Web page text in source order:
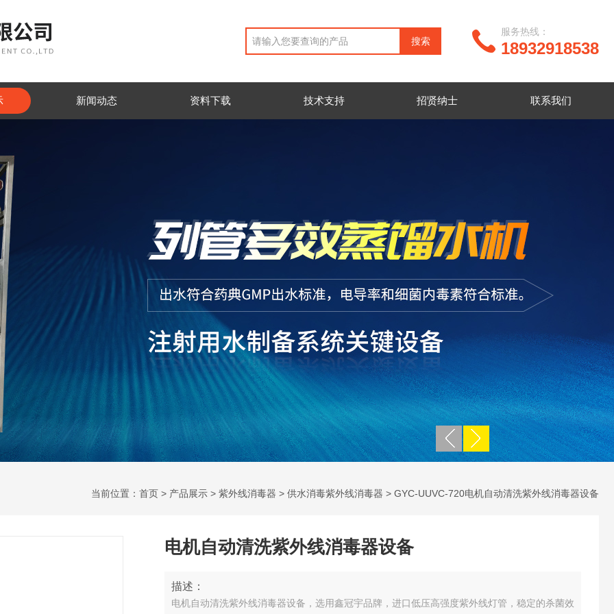
18932918538
服务热线：
新闻动态 资料下载 技术支持 招贤纳士 联系我们
当前位置： 首页 > 产品展示 > 紫外线消毒器 > 供水消毒紫外线消毒器 > GYC-UUVC-720电机自动清洗紫外线消毒器设备
电机自动清洗紫外线消毒器设备
描述：
电机自动清洗紫外线消毒器设备，选用鑫冠宇品牌，进口低压高强度紫外线灯管，稳定的杀菌效